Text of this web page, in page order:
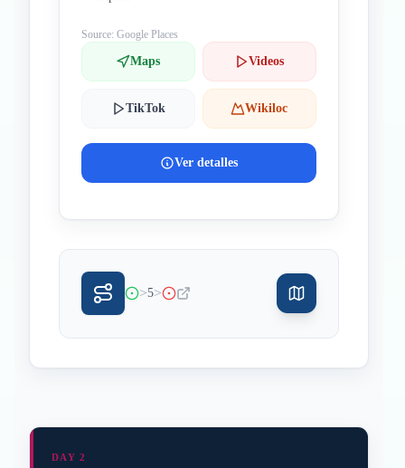
Source: Google Places
Maps Videos
TikTok Wikiloc
Ver detalles
>5>
DAY 2